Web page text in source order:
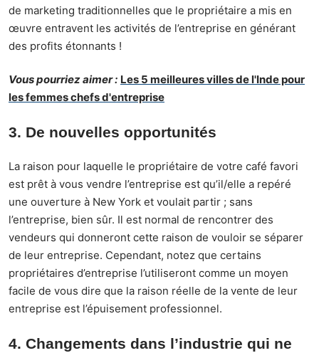
de marketing traditionnelles que le propriétaire a mis en
œuvre entravent les activités de l’entreprise en générant
des profits étonnants !
Vous pourriez aimer : Les 5 meilleures villes de l'Inde pour
les femmes chefs d'entreprise
3. De nouvelles opportunités
La raison pour laquelle le propriétaire de votre café favori
est prêt à vous vendre l’entreprise est qu’il/elle a repéré
une ouverture à New York et voulait partir ; sans
l’entreprise, bien sûr. Il est normal de rencontrer des
vendeurs qui donneront cette raison de vouloir se séparer
de leur entreprise. Cependant, notez que certains
propriétaires d’entreprise l’utiliseront comme un moyen
facile de vous dire que la raison réelle de la vente de leur
entreprise est l’épuisement professionnel.
4. Changements dans l’industrie qui ne